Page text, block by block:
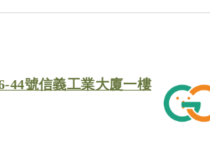
44號信義工業大廈一樓